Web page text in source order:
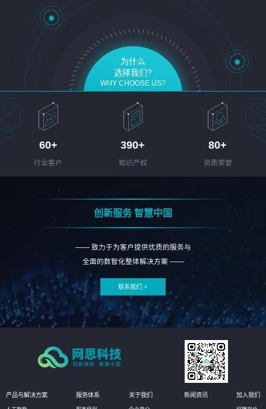
为什么
选择我们?
WHY CHOOSE US?
60+
行业客户
390+
知识产权
80+
资质荣誉
创新服务 智慧中国
—— 致力于为客户提供优质的服务与
全面的数智化整体解决方案 ——
联系我们 >
产品与解决方案 服务体系 关于我们 新闻资讯 加入我们